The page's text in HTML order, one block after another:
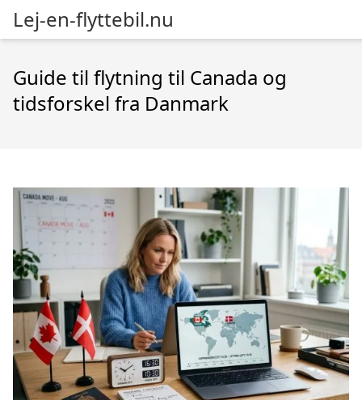
Lej-en-flyttebil.nu
Guide til flytning til Canada og
tidsforskel fra Danmark